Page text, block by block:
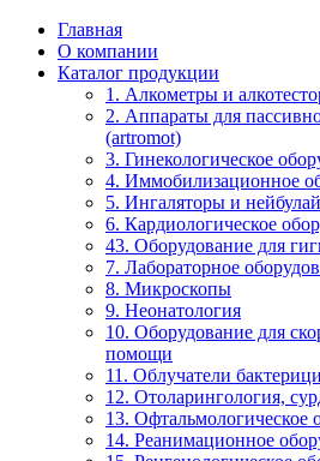
Главная
О компании
Каталог продукции
1. Алкометры и
2. Аппараты для
(artromot)
3. Гинекологическое
4. Иммобилизационное
5. Ингаляторы и
6. Кардиологическое
43. Оборудование для
7. Лабораторное
8. Микроскопы
9. Неонатология
10. Оборудование для
помощи
11. Облучатели
12. Отоларингология,
13. Офтальмологическое
14. Реанимационное